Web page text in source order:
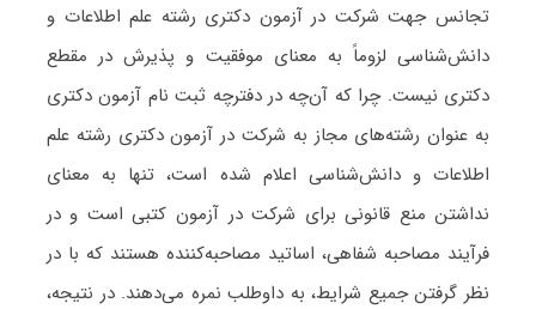
تجانس جهت شرکت در آزمون دکتری رشته علم اطلاعات و
دانش‌شناسی لزوماً به معنای موفقیت و پذیرش در مقطع
دکتری نیست. چرا که آن‌چه در دفترچه ثبت نام آزمون دکتری
به عنوان رشته‌های مجاز به شرکت در آزمون دکتری رشته علم
اطلاعات و دانش‌شناسی اعلام شده است، تنها به معنای
نداشتن منع قانونی برای شرکت در آزمون کتبی است و در
فرآیند مصاحبه شفاهی، اساتید مصاحبه‌کننده هستند که با در
نظر گرفتن جمیع شرایط، به داوطلب نمره می‌دهند. در نتیجه،